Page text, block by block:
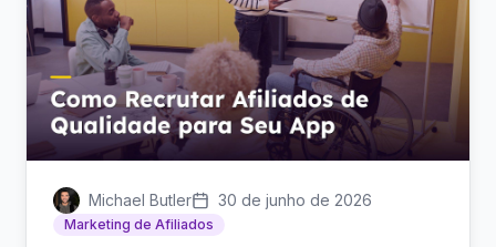
Michael Butler 30 de junho de 2026
Marketing de Afiliados